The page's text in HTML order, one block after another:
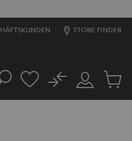
STORE FINDER
Mein
Konto
No
Artikel